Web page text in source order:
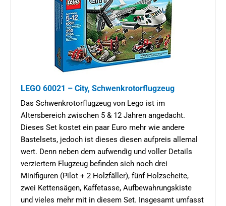
LEGO 60021 – City, Schwenkrotorflugzeug
Das Schwenkrotorflugzeug von Lego ist im
Altersbereich zwischen 5 & 12 Jahren angedacht.
Dieses Set kostet ein paar Euro mehr wie andere
Bastelsets, jedoch ist dieses diesen aufpreis allemal
wert. Denn neben dem aufwendig und voller Details
verziertem Flugzeug befinden sich noch drei
Minifiguren (Pilot + 2 Holzfäller), fünf Holzscheite,
zwei Kettensägen, Kaffetasse, Aufbewahrungskiste
und vieles mehr mit in diesem Set. Insgesamt umfasst